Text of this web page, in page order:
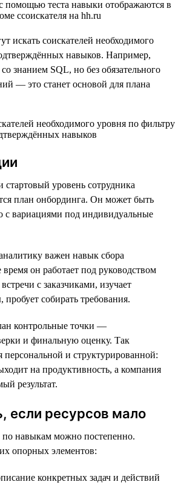
искать соискателей необходимого
навыков. Например,
знанием SQL, но без обязательного
— это станет основой для плана
уровень сотрудника
план онбординга. Он может быть
с вариациями под индивидуальные
важен навык сбора
он работает под руководством
с заказчиками, изучает
собирать требования.
контрольные точки —
и финальную оценку. Так
персональной и структурированной:
на продуктивность, а компания
результат.
если ресурсов мало
по навыкам можно постепенно.
опорных элементов:
конкретных задач и действий